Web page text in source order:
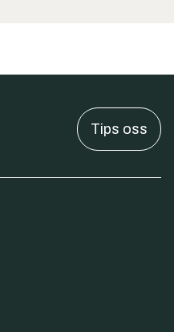
Tips oss